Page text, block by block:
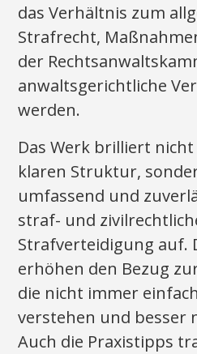
das Verhältnis zum
Strafrecht,
der
anwaltsgerichtliche
werden.
Das Werk brilliert
klaren Struktur,
umfassend und
straf- und
Strafverteidigung auf.
erhöhen den Bezug
die nicht immer
verstehen und besser
Auch die Praxistipps